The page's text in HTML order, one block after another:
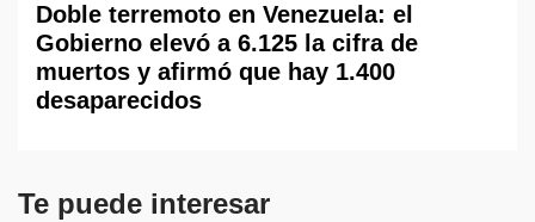
Doble terremoto en Venezuela: el
Gobierno elevó a 6.125 la cifra de
muertos y afirmó que hay 1.400
desaparecidos
Te puede interesar